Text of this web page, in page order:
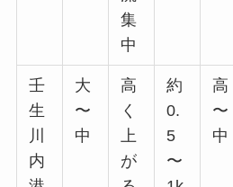
集
中
壬
生
川
内
大
〜
中
高
く
上
が
約
0.
5
〜
高
〜
中